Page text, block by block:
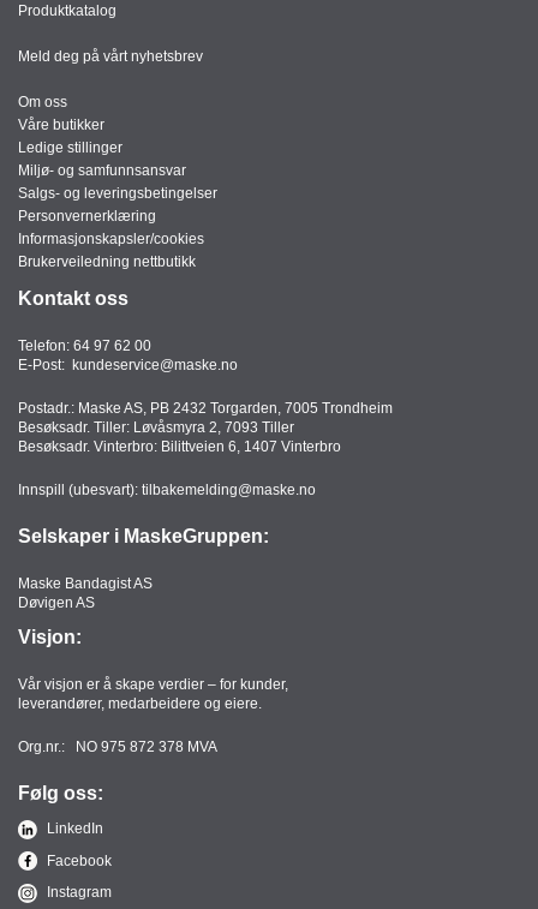
Produktkatalog
Meld deg på vårt nyhetsbrev
Om oss
Våre butikker
Ledige stillinger
Miljø- og samfunnsansvar
Salgs- og leveringsbetingelser
Personvernerklæring
Informasjonskapsler/cookies
Brukerveiledning nettbutikk
Kontakt oss
Telefon: 64 97 62 00
E-Post: kundeservice@maske.no
Postadr.: Maske AS, PB 2432 Torgarden, 7005 Trondheim
Besøksadr. Tiller: Løvåsmyra 2, 7093 Tiller
Besøksadr. Vinterbro: Bilittveien 6, 1407 Vinterbro
Innspill (ubesvart): tilbakemelding@maske.no
Selskaper i MaskeGruppen:
Maske Bandagist AS
Døvigen AS
Visjon:
Vår visjon er å skape verdier – for kunder,
leverandører, medarbeidere og eiere.
Org.nr.: NO 975 872 378 MVA
Følg oss:
LinkedIn
Facebook
Instagram